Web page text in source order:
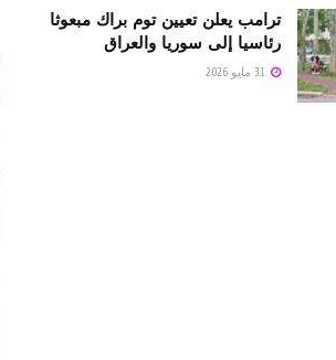
ترامب يعلن تعيين توم براك مبعوثا
رئاسيا إلى سوريا والعراق